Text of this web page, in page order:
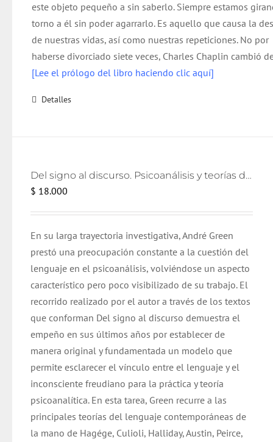
este objeto pequeño a sin saberlo. Siempre estamos
torno a él sin poder agarrarlo. Es aquello que causa la
de nuestras vidas, así como nuestras repeticiones. No por
haberse divorciado siete veces, Charles Chaplin cambió
[Lee el prólogo del libro haciendo clic aquí]
Detalles
Del signo al discurso. Psicoanálisis y teorías del lenguaje
$ 18.000
En su larga trayectoria investigativa, André Green
prestó una preocupación constante a la cuestión del
lenguaje en el psicoanálisis, volviéndose un aspecto
característico pero poco visibilizado de su trabajo. El
recorrido realizado por el autor a través de los textos
que conforman Del signo al discurso demuestra el
empeño en sus últimos años por establecer de
manera original y fundamentada un modelo que
permite esclarecer el vínculo entre el lenguaje y el
inconsciente freudiano para la práctica y teoría
psicoanalítica. En esta tarea, Green recurre a las
principales teorías del lenguaje contemporáneas de
la mano de Hagége, Culioli, Halliday, Austin, Peirce,